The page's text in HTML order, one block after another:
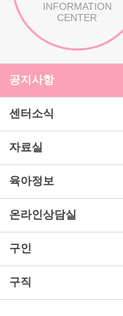
INFORMATION
CENTER
공지사항
센터소식
자료실
육아정보
온라인상담실
구인
구직